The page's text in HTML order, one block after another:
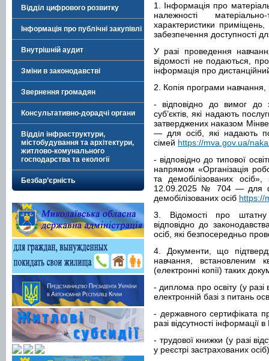
Відділ цифрового розвитку
Інформація про публічні закупівлі
Внутрішній аудит
Зміни в законодавстві
Звернення громадян
Консультативно-дорадчі органи
Відділ інфраструктури,
містобудування та архітектури,
житлово-комунального
господарства та екології
Безбар’єрність
1. Інформація про
належності
характеристики приміщень,
забезпечення доступності
У разі проведення
відомості не подаються,
інформація про
2. Копія програми навчання,
- відповідно до вимог до
суб’єктів, які надають
затверджених наказом
— для осіб, які надають
сімей https://mva.gov.ua/
- відповідно до типової
напрямом «Організація
та демобілізованих осіб»,
12.09.2025 № 704 — для
демобілізованих осіб https://
3. Відомості про штатну
відповідно до
осіб, які безпосередньо
4. Документи, що
навчання, встановленим
(електронні копії) таких
- диплома про освіту (у разі
електронній базі з питань
- державного сертифіката
разі відсутності інформації
- трудової книжки (у разі
у реєстрі застрахованих